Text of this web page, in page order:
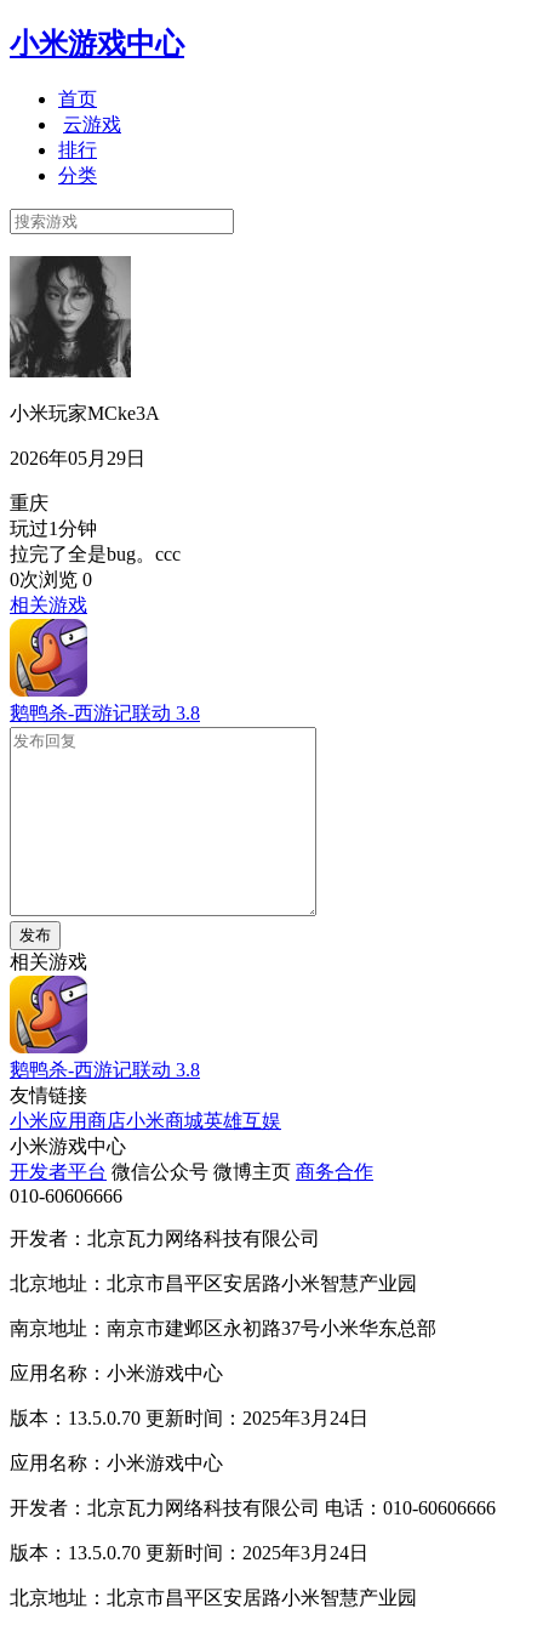
小米游戏中心
首页
云游戏
排行
分类
小米玩家MCke3A
2026年05月29日
重庆
玩过1分钟
拉完了全是bug。ccc
0次浏览 0
相关游戏
鹅鸭杀-西游记联动 3.8
发布
相关游戏
鹅鸭杀-西游记联动 3.8
友情链接
小米应用商店小米商城英雄互娱
小米游戏中心
开发者平台 微信公众号 微博主页 商务合作
010-60606666
开发者：北京瓦力网络科技有限公司
北京地址：北京市昌平区安居路小米智慧产业园
南京地址：南京市建邺区永初路37号小米华东总部
应用名称：小米游戏中心
版本：13.5.0.70 更新时间：2025年3月24日
应用名称：小米游戏中心
开发者：北京瓦力网络科技有限公司 电话：010-60606666
版本：13.5.0.70 更新时间：2025年3月24日
北京地址：北京市昌平区安居路小米智慧产业园